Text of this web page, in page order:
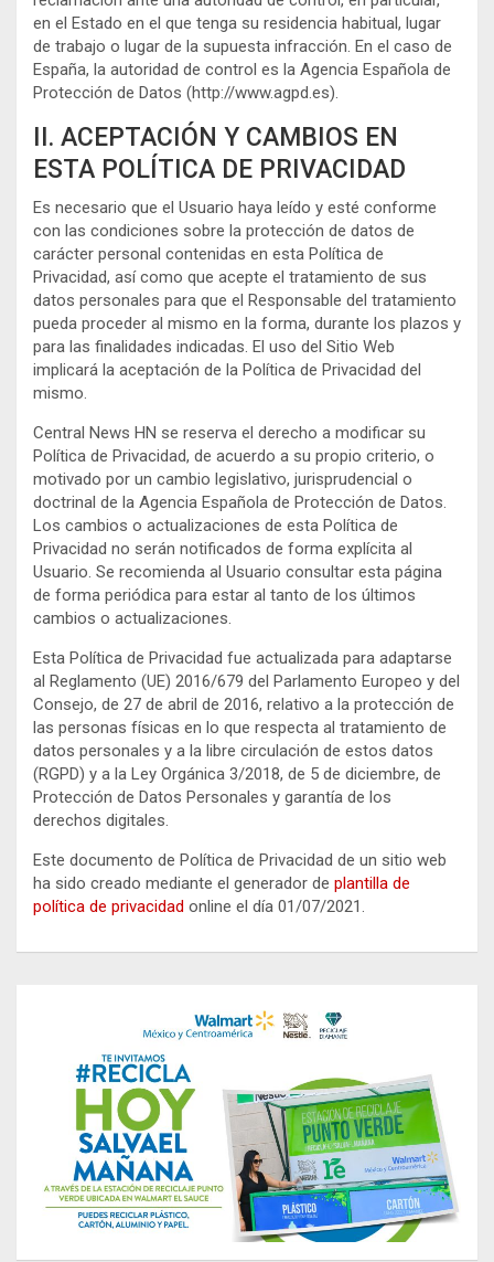
en el Estado en el que tenga su residencia habitual, lugar
de trabajo o lugar de la supuesta infracción. En el caso de
España, la autoridad de control es la Agencia Española de
Protección de Datos (http://www.agpd.es).
II. ACEPTACIÓN Y CAMBIOS EN
ESTA POLÍTICA DE PRIVACIDAD
Es necesario que el Usuario haya leído y esté conforme
con las condiciones sobre la protección de datos de
carácter personal contenidas en esta Política de
Privacidad, así como que acepte el tratamiento de sus
datos personales para que el Responsable del tratamiento
pueda proceder al mismo en la forma, durante los plazos y
para las finalidades indicadas. El uso del Sitio Web
implicará la aceptación de la Política de Privacidad del
mismo.
Central News HN se reserva el derecho a modificar su
Política de Privacidad, de acuerdo a su propio criterio, o
motivado por un cambio legislativo, jurisprudencial o
doctrinal de la Agencia Española de Protección de Datos.
Los cambios o actualizaciones de esta Política de
Privacidad no serán notificados de forma explícita al
Usuario. Se recomienda al Usuario consultar esta página
de forma periódica para estar al tanto de los últimos
cambios o actualizaciones.
Esta Política de Privacidad fue actualizada para adaptarse
al Reglamento (UE) 2016/679 del Parlamento Europeo y del
Consejo, de 27 de abril de 2016, relativo a la protección de
las personas físicas en lo que respecta al tratamiento de
datos personales y a la libre circulación de estos datos
(RGPD) y a la Ley Orgánica 3/2018, de 5 de diciembre, de
Protección de Datos Personales y garantía de los
derechos digitales.
Este documento de Política de Privacidad de un sitio web
ha sido creado mediante el generador de plantilla de
política de privacidad online el día 01/07/2021.